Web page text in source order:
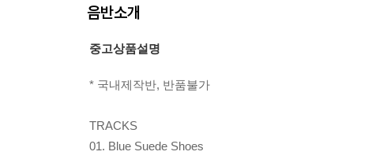
음반소개
중고상품설명
* 국내제작반, 반품불가
TRACKS
01. Blue Suede Shoes